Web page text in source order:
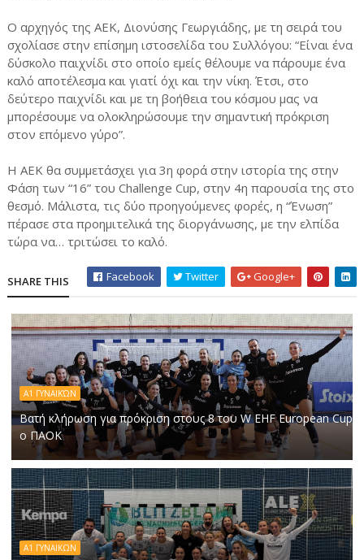
Ο αρχηγός της ΑΕΚ, Διονύσης Γεωργιάδης, με τη σειρά του
σχολίασε στην επίσημη ιστοσελίδα του Συλλόγου: “Είναι ένα
δύσκολο παιχνίδι στο οποίο εμείς θέλουμε να πάρουμε ένα
καλό αποτέλεσμα και γιατί όχι και την νίκη. Έτσι, στο
δεύτερο παιχνίδι και με τη βοήθεια του κόσμου μας να
μπορέσουμε να ολοκληρώσουμε την σημαντική πρόκριση
στον επόμενο γύρο”.
Η ΑΕΚ θα συμμετάσχει για 3η φορά στην ιστορία της στην
Φάση των “16” του Challenge Cup, στην 4η παρουσία της στο
θεσμό. Μάλιστα, τις δύο προηγούμενες φορές, η “Ένωση”
πέρασε στα προημιτελικά της διοργάνωσης, με την ελπίδα
τώρα να… τριτώσει το καλό.
SHARE THIS Facebook Twitter Google+
Α1 ΓΥΝΑΙΚΏΝ
Βατή κλήρωση για πρόκριση στους 8 του W EHF European Cup
ο ΠΑΟΚ
Α1 ΓΥΝΑΙΚΩΝ